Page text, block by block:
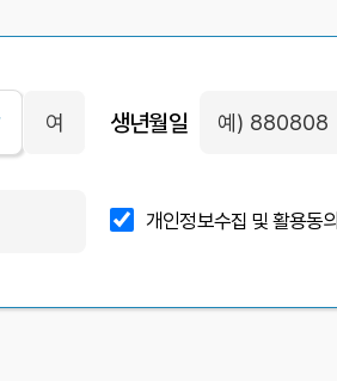
여 생년월일
개인정보수집 및 활용동의